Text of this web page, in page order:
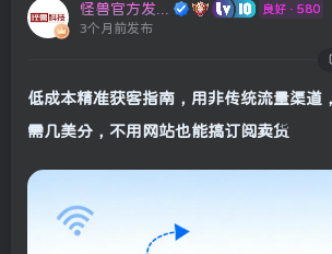
良好 · 580
3个月前发布
低成本精准获客指南，用非传统流量渠道
需几美分，不用网站也能搞订阅卖货